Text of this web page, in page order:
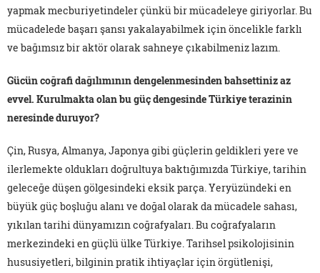
yapmak mecburiyetindeler çünkü bir mücadeleye giriyorlar. Bu
mücadelede başarı şansı yakalayabilmek için öncelikle farklı
ve bağımsız bir aktör olarak sahneye çıkabilmeniz lazım.
Gücün coğrafi dağılımının dengelenmesinden bahsettiniz az
evvel. Kurulmakta olan bu güç dengesinde Türkiye terazinin
neresinde duruyor?
Çin, Rusya, Almanya, Japonya gibi güçlerin geldikleri yere ve
ilerlemekte oldukları doğrultuya baktığımızda Türkiye, tarihin
geleceğe düşen gölgesindeki eksik parça. Yeryüzündeki en
büyük güç boşluğu alanı ve doğal olarak da mücadele sahası,
yıkılan tarihi dünyamızın coğrafyaları. Bu coğrafyaların
merkezindeki en güçlü ülke Türkiye. Tarihsel psikolojisinin
hususiyetleri, bilginin pratik ihtiyaçlar için örgütlenişi,